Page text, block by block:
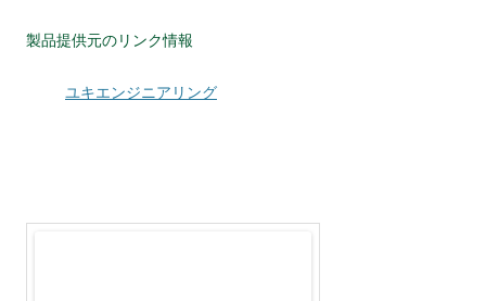
製品提供元のリンク情報
ユキエンジニアリング